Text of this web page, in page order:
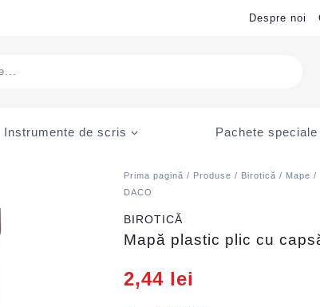
Despre noi
Instrumente de scris Pachete speciale
Prima pagină / Produse / Birotică / Mape /
DACO
BIROTICĂ
Mapă plastic plic cu
2,44 lei